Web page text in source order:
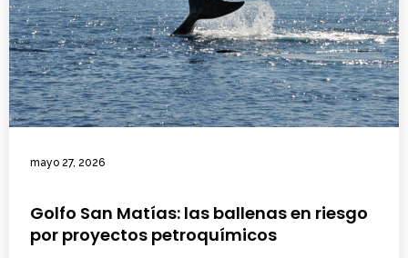
mayo 27, 2026
Golfo San Matías: las ballenas en riesgo
por proyectos petroquímicos